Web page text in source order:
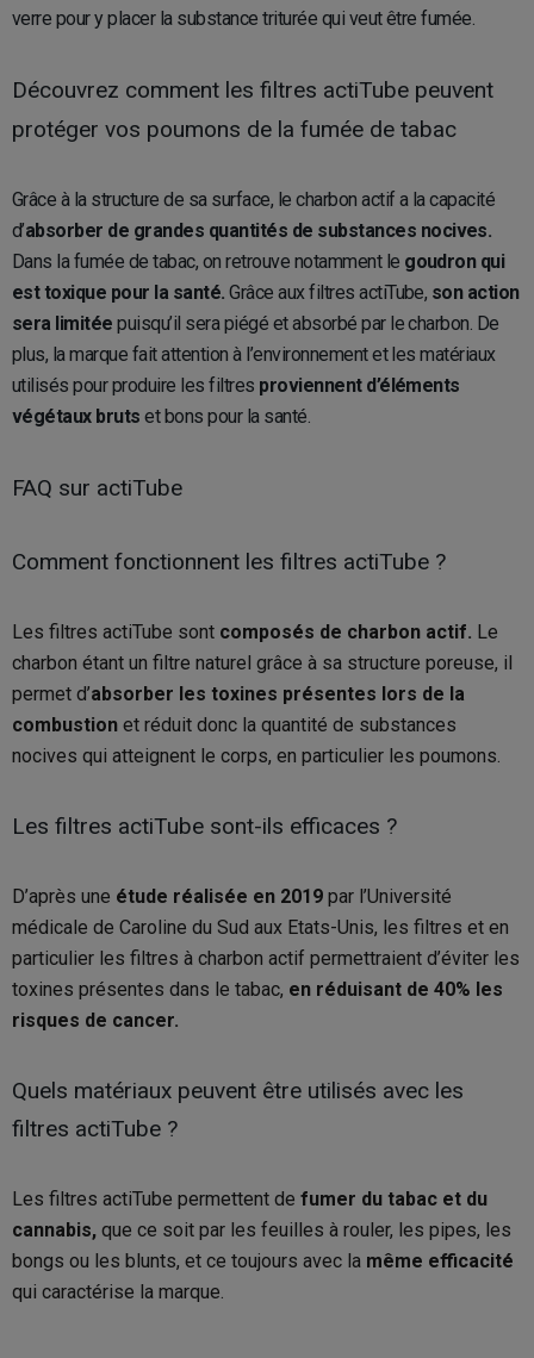
verre pour y placer la substance triturée qui veut être fumée.
Découvrez comment les filtres actiTube peuvent
protéger vos poumons de la fumée de tabac
Grâce à la structure de sa surface, le charbon actif a la capacité
d’absorber de grandes quantités de substances nocives.
Dans la fumée de tabac, on retrouve notamment le goudron qui
est toxique pour la santé. Grâce aux filtres actiTube, son action
sera limitée puisqu’il sera piégé et absorbé par le charbon. De
plus, la marque fait attention à l’environnement et les matériaux
utilisés pour produire les filtres proviennent d’éléments
végétaux bruts et bons pour la santé.
FAQ sur actiTube
Comment fonctionnent les filtres actiTube ?
Les filtres actiTube sont composés de charbon actif. Le
charbon étant un filtre naturel grâce à sa structure poreuse, il
permet d’absorber les toxines présentes lors de la
combustion et réduit donc la quantité de substances
nocives qui atteignent le corps, en particulier les poumons.
Les filtres actiTube sont-ils efficaces ?
D’après une étude réalisée en 2019 par l’Université
médicale de Caroline du Sud aux Etats-Unis, les filtres et en
particulier les filtres à charbon actif permettraient d’éviter les
toxines présentes dans le tabac, en réduisant de 40% les
risques de cancer.
Quels matériaux peuvent être utilisés avec les
filtres actiTube ?
Les filtres actiTube permettent de fumer du tabac et du
cannabis, que ce soit par les feuilles à rouler, les pipes, les
bongs ou les blunts, et ce toujours avec la même efficacité
qui caractérise la marque.